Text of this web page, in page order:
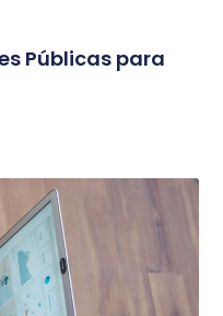
Públicas para